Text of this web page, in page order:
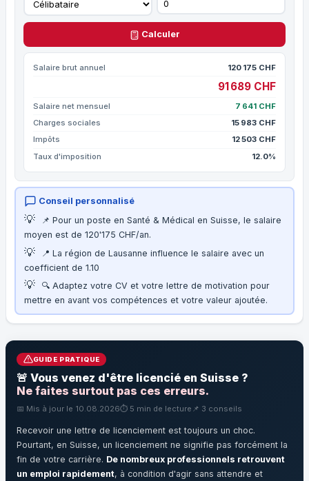
Calculer
Salaire brut annuel 120 175 CHF
91 689 CHF
Salaire net mensuel
7 641 CHF
Charges sociales
15 983 CHF
Impôts
12 503 CHF
Taux d'imposition
12.0%
Conseil personnalisé
💡
📌 Pour un poste en Santé & Médical en Suisse, le salaire
moyen est de 120'175 CHF/an.
💡
📍 La région de Lausanne influence le salaire avec un
coefficient de 1.10
💡
🔍 Adaptez votre CV et votre lettre de motivation pour
mettre en avant vos compétences et votre valeur ajoutée.
GUIDE PRATIQUE
🚨 Vous venez d'être licencié en Suisse ?
Ne faites surtout pas ces erreurs.
📅 Mis à jour le 10.08.2026⏱️ 5 min de lecture 📌 3 conseils
Recevoir une lettre de licenciement est toujours un choc.
Pourtant, en Suisse, un licenciement ne signifie pas forcément la
fin de votre carrière. De nombreux professionnels retrouvent
un emploi rapidement, à condition d'agir sans attendre et